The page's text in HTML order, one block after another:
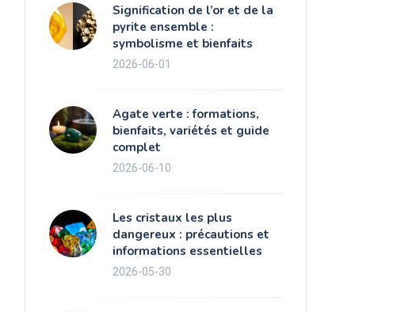
Signification de l’or et de la
pyrite ensemble :
symbolisme et bienfaits
2026-06-01
Agate verte : formations,
bienfaits, variétés et guide
complet
2026-06-10
Les cristaux les plus
dangereux : précautions et
informations essentielles
2026-05-30